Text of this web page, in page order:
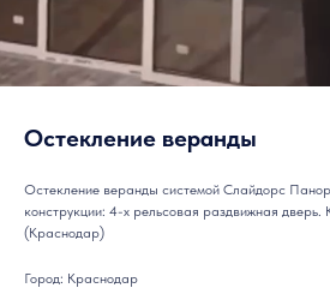
Остекление веранды
Остекление веранды системой Слайдорс
конструкции: 4-х рельсовая раздвижная
(Краснодар)
Город: Краснодар